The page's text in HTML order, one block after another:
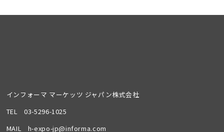
インフォーマ マーケッツ ジャパン株式会社
TEL03-5296-1025
MAIL h-expo-jp@informa.com